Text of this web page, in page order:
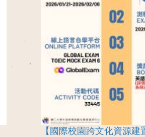
【國際校園跨文化資源建